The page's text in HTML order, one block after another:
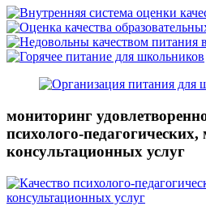
мониторинг
психолого-педагогических,
консультационных услуг